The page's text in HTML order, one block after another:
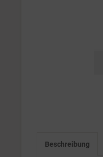
Beschreibung